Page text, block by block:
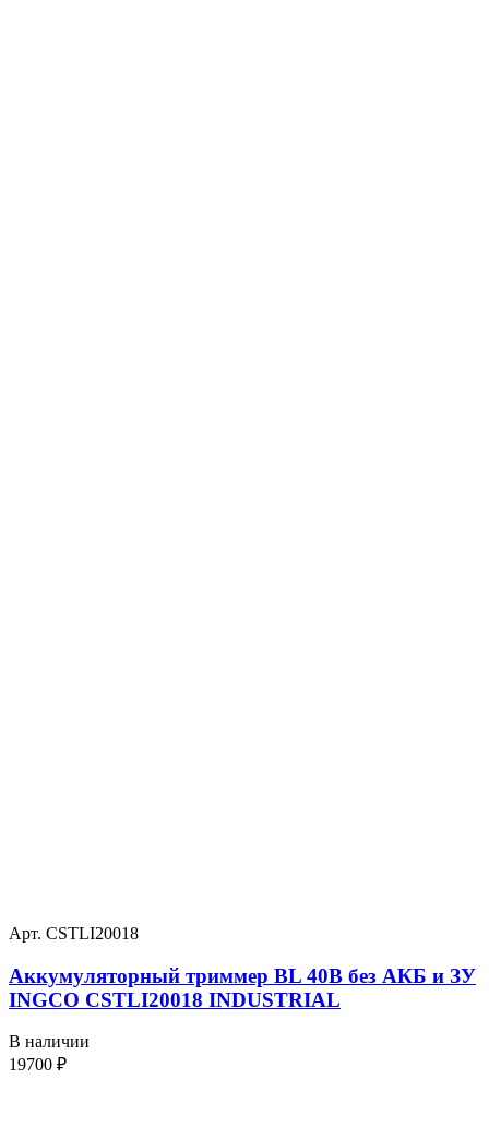
Арт. CSTLI20018
Аккумуляторный триммер BL 40В без АКБ и ЗУ
INGCO CSTLI20018 INDUSTRIAL
В наличии
19700 ₽